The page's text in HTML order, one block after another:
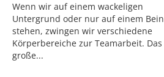
Wenn wir auf einem wackeligen
Untergrund oder nur auf einem Bein
stehen, zwingen wir verschiedene
Körperbereiche zur Teamarbeit. Das
große...